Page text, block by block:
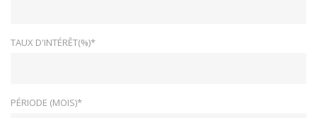
TAUX D'INTÉRÊT(%)*
PÉRIODE (MOIS)*